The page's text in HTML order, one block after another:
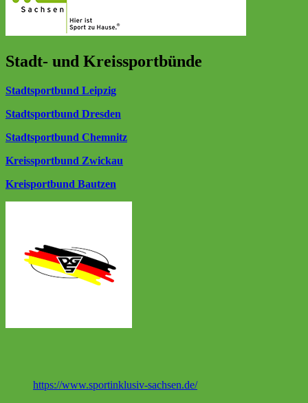
Stadt- und Kreissportbünde
Stadtsportbund Leipzig
Stadtsportbund Dresden
Stadtsportbund Chemnitz
Kreissportbund Zwickau
Kreisportbund Bautzen
https://www.sportinklusiv-sachsen.de/